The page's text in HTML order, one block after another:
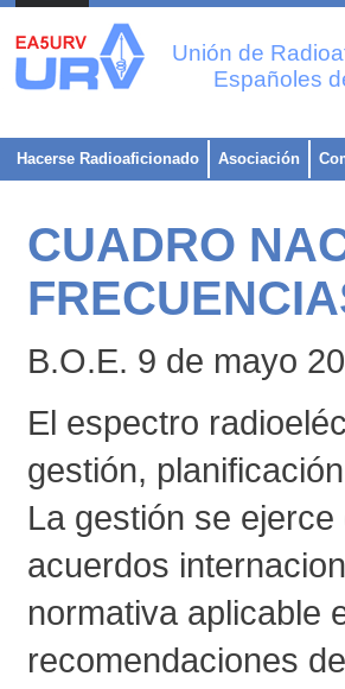
Unión de
Españoles
Hacerse Radioaficionado Asociación
CUADRO
B.O.E. 9 de mayo
El espectro
gestión,
La gestión se
acuerdos
normativa aplicable
recomendaciones